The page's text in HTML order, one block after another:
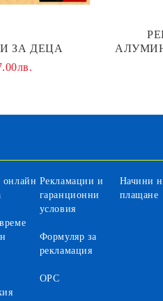
ЗА ДЕЦА
онлайн Рекламации и
гаранционни
условия
Формуляр за
рекламация
ОРС
Начини
плащане